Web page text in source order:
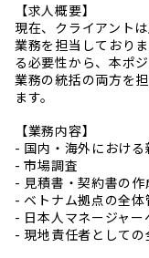
【求人概要】
現在、クライアント
業務を担当しており
る必要性から、本ポ
業務の統括の両方を
ます。
【業務内容】
- 国内・海外におけ
- 市場調査
- 見積書・契約書の作
- ベトナム拠点の全体
- 日本人マネージャー
- 現地責任者としての